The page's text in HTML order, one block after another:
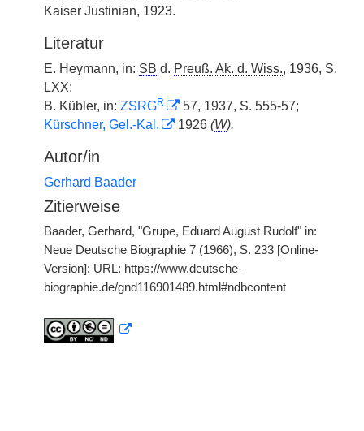
Kaiser Justinian, 1923.
Literatur
E. Heymann, in: SB d. Preuß. Ak. d. Wiss., 1936, S.
LXX;
B. Kübler, in: ZSRGR
57, 1937, S. 555-57;
Kürschner, Gel.-Kal.
1926 (W).
Autor/in
Gerhard Baader
Zitierweise
Baader, Gerhard, "Grupe, Eduard August Rudolf" in:
Neue Deutsche Biographie 7 (1966), S. 233 [Online-
Version]; URL: https://www.deutsche-
biographie.de/gnd116901489.html#ndbcontent